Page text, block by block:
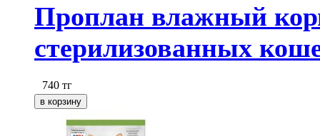
Проплан влажный
стерилизованных
740 тг